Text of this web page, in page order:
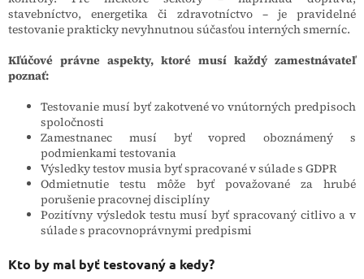
stavebníctvo, energetika či zdravotníctvo – je pravidelné
testovanie prakticky nevyhnutnou súčasťou interných smerníc.
Kľúčové právne aspekty, ktoré musí každý zamestnávateľ
poznať:
Testovanie musí byť zakotvené vo vnútorných predpisoch
spoločnosti
Zamestnanec musí byť vopred oboznámený s
podmienkami testovania
Výsledky testov musia byť spracované v súlade s GDPR
Odmietnutie testu môže byť považované za hrubé
porušenie pracovnej disciplíny
Pozitívny výsledok testu musí byť spracovaný citlivo a v
súlade s pracovnoprávnymi predpismi
Kto by mal byť testovaný a kedy?